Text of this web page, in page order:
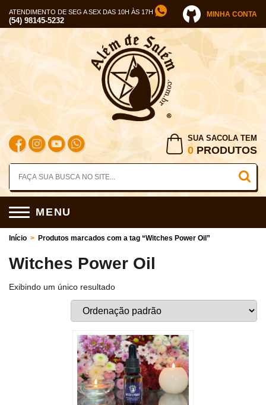
ATENDIMENTO DE SEG A SEX DAS 10H ÀS 17H
(54) 98145-5232
MINHA CONTA
SUA SACOLA TEM
0 PRODUTOS
MENU
Início > Produtos marcados com a tag “Witches Power Oil”
Witches Power Oil
Exibindo um único resultado